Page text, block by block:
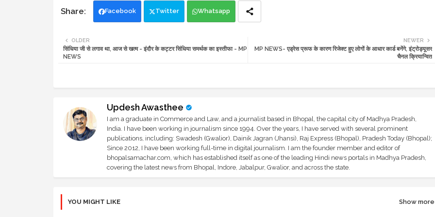
Facebook Twitter Whatsapp
NEWER
MP NEWS- एड्रेस प्रूफ के कारण रिजेक्ट हुए लोगों के आधार कार्ड बनेंगे, इंट्रोड्यूसर
चैनल क्रियान्वित
OLDER
सिंधिया जी से लगाव था, आज से खत्म - इंदौर के कट्टर सिंधिया समर्थक का इस्तीफा - MP
NEWS
Updesh Awasthee
I am a graduate in Commerce and Law, and a journalist based in Bhopal, the capital city of Madhya Pradesh,
India. I have been working in journalism since 1994. Over the years, I have served with several prominent
publications, including: Swadesh (Gwalior), Dainik Jagran (Jhansi), Raj Express (Bhopal), Pradesh Today (Bhopal);
Since 2012, I have been working full-time in digital journalism. I am the founder member and editor of
bhopalsamachar.com, which has established itself as one of the leading Hindi news portals in Madhya Pradesh,
covering the latest news from Bhopal, Indore, Jabalpur, Gwalior, and across the state.
YOU MIGHT LIKE Show more